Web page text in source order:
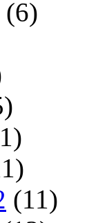
(6)
(11)